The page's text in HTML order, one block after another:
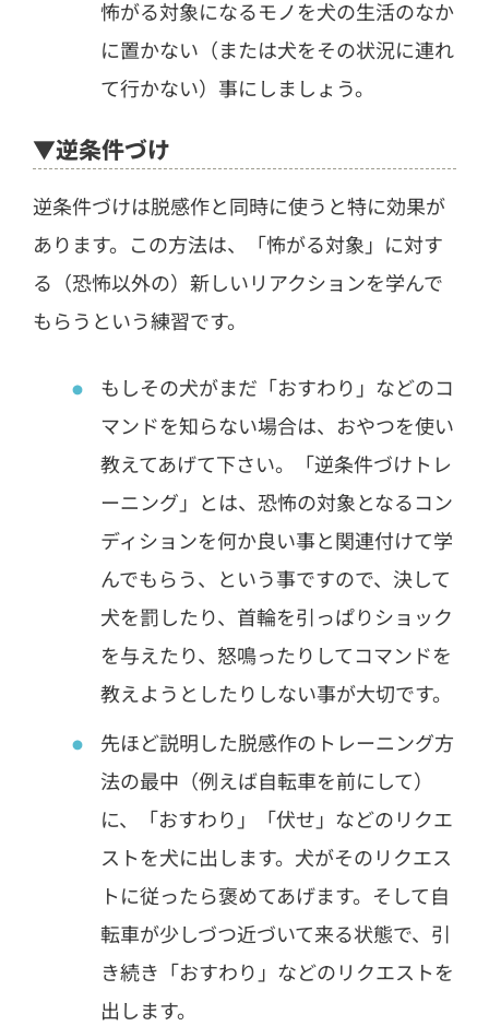
怖がる対象になるモノを犬の生活のなか
に置かない（または犬をその状況に連れ
て行かない）事にしましょう。
▼逆条件づけ
逆条件づけは脱感作と同時に使うと特に効果が
あります。この方法は、「怖がる対象」に対す
る（恐怖以外の）新しいリアクションを学んで
もらうという練習です。
もしその犬がまだ「おすわり」などのコ
マンドを知らない場合は、おやつを使い
教えてあげて下さい。「逆条件づけトレ
ーニング」とは、恐怖の対象となるコン
ディションを何か良い事と関連付けて学
んでもらう、という事ですので、決して
犬を罰したり、首輪を引っぱりショック
を与えたり、怒鳴ったりしてコマンドを
教えようとしたりしない事が大切です。
先ほど説明した脱感作のトレーニング方
法の最中（例えば自転車を前にして）
に、「おすわり」「伏せ」などのリクエ
ストを犬に出します。犬がそのリクエス
トに従ったら褒めてあげます。そして自
転車が少しづつ近づいて来る状態で、引
き続き「おすわり」などのリクエストを
出します。